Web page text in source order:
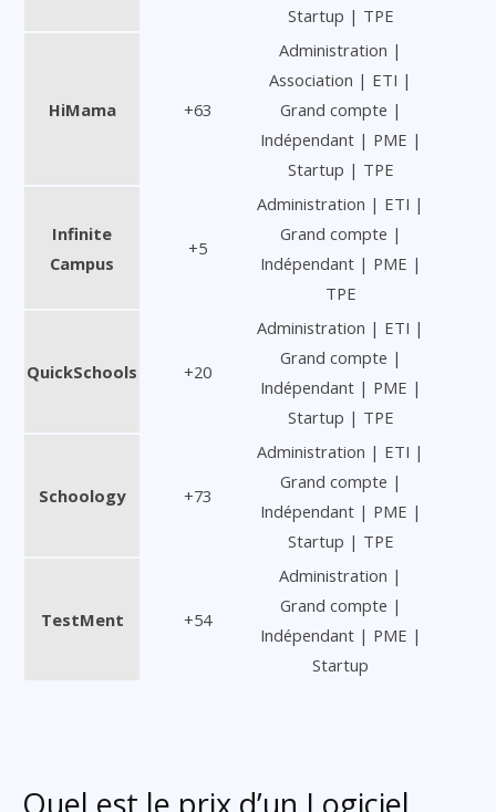
Startup | TPE
HiMama +63
Administration |
Association | ETI |
Grand compte |
Indépendant | PME |
Startup | TPE
Infinite
Campus
+5
Administration | ETI |
Grand compte |
Indépendant | PME |
TPE
QuickSchools +20
Administration | ETI |
Grand compte |
Indépendant | PME |
Startup | TPE
Schoology +73
Administration | ETI |
Grand compte |
Indépendant | PME |
Startup | TPE
TestMent +54
Administration |
Grand compte |
Indépendant | PME |
Startup